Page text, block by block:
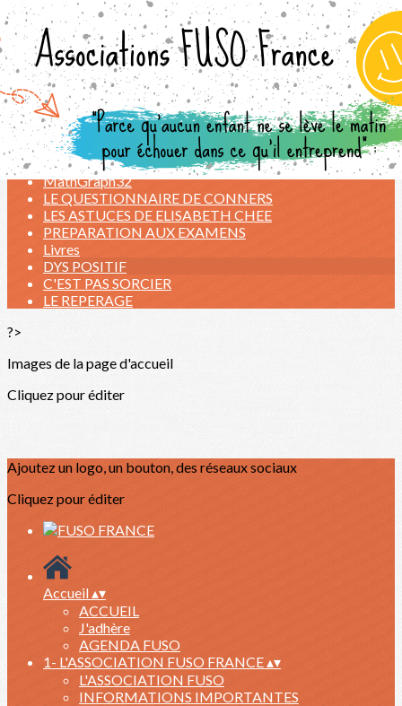
Exporter les lignes sélectionnées
Exporter toutes les colonnes
Exporter uniquement les colonnes affichées
Menu
<
>
LIENS UTILES
STUDYS
MathGraph32
LE QUESTIONNAIRE DE CONNERS
LES ASTUCES DE ELISABETH CHEE
PREPARATION AUX EXAMENS
Livres
DYS POSITIF
C'EST PAS SORCIER
LE REPERAGE
?>
Images de la page d'accueil
Cliquez pour éditer
Ajoutez un logo, un bouton, des réseaux sociaux
Cliquez pour éditer
Accueil▴▾
ACCUEIL
J'adhère
AGENDA FUSO
1- L'ASSOCIATION FUSO FRANCE▴▾
L'ASSOCIATION FUSO
INFORMATIONS IMPORTANTES